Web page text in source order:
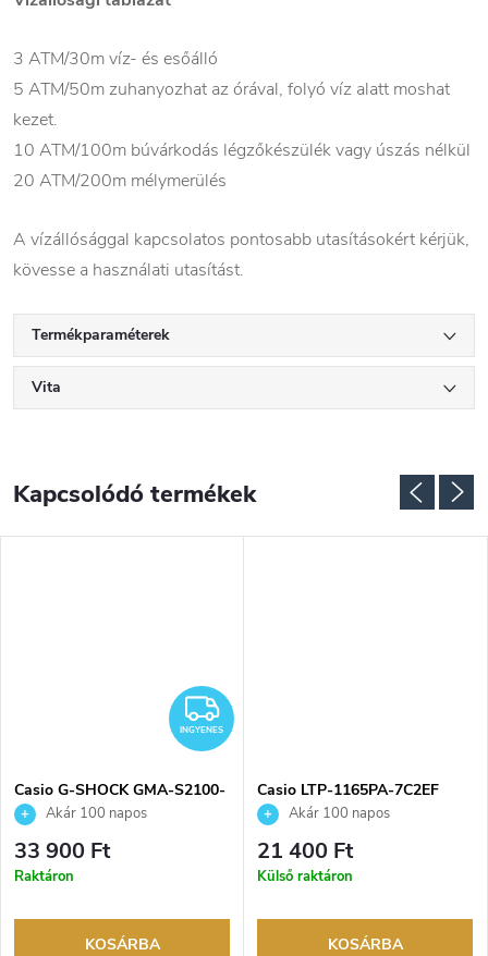
3 ATM/30m víz- és esőálló
5 ATM/50m zuhanyozhat az órával, folyó víz alatt moshat
kezet.
10 ATM/100m búvárkodás légzőkészülék vagy úszás nélkül
20 ATM/200m mélymerülés
A vízállósággal kapcsolatos pontosabb utasításokért kérjük,
kövesse a használati utasítást.
Termékparaméterek
Vita
Kapcsolódó termékek
INGYENES
INGYENES
Casio G-SHOCK GMA-S2100-
4AER karóra
Akár 100 napos
visszaküldési lehetőség. Hivatalos
márkakereskedő.
33 900 Ft
Raktáron
KOSÁRBA
Casio LTP-1165PA-7C2EF
karóraAkár 100 napos
visszaküldési lehetőség. Hivatalos
márkakereskedő.
21 400 Ft
Külső raktáron
KOSÁRBA